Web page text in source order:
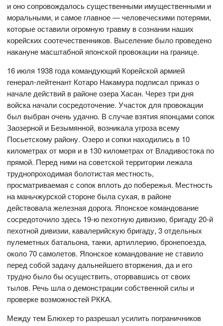
и оно сопровождалось существенными имущественными и
моральными, и самое главное — человеческими потерями,
которые оставили огромную травму в сознании наших
корейских соотечественников. Выселение было проведено
накануне масштабной японской провокации на границе.
16 июля 1938 года командующий Корейской армией
генерал-лейтенант Котаро Накамура подписал приказ о
начале действий в районе озера Хасан. Через три дня
войска начали сосредоточение. Участок для провокации
был выбран очень удачно. В случае взятия японцами сопок
Заозерной и Безымянной, возникала угроза всему
Посьетскому району. Озеро и сопки находились в 10
километрах от моря и в 130 километрах от Владивостока по
прямой. Перед ними на советской территории лежала
труднопроходимая болотистая местность,
просматриваемая с сопок вплоть до побережья. Местность
на маньчжурской стороне была сухая, в районе
действовала железная дорога. Японское командование
сосредоточило здесь 19-ю пехотную дивизию, бригаду 20-й
пехотной дивизии, кавалерийскую бригаду, 3 отдельных
пулеметных батальона, танки, артиллерию, бронепоезда,
около 70 самолетов. Японское командование не ставило
перед собой задачу дальнейшего вторжения, да и его
трудно было бы осуществить, оторвавшись от своих
тылов. Речь шла о демонстрации собственной силы и
проверке возможностей РККА.
Между тем Блюхер то разрешал усилить пограничников